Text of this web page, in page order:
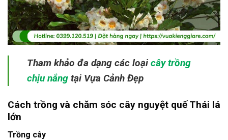
Tham khảo đa dạng các loại cây trồng
chịu nắng tại Vựa Cảnh Đẹp
Cách trồng và chăm sóc cây nguyệt quế Thái lá
lớn
Trồng cây